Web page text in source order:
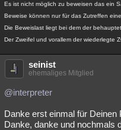
Es ist nicht möglich zu beweisen das ein
Beweise können nur für das Zutreffen
Die Beweislast liegt bei dem der
Der Zweifel und vorallem der wiederlegte
seinist
ehemaliges Mitglied
@interpreter
Danke erst einmal für Deinen
Danke, danke und nochmals